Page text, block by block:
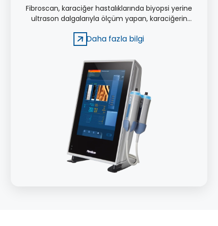
Fibroscan, karaciğer hastalıklarında biyopsi yerine
ultrason dalgalarıyla ölçüm yapan, karaciğerin
cihazdır.
Daha fazla bilgi